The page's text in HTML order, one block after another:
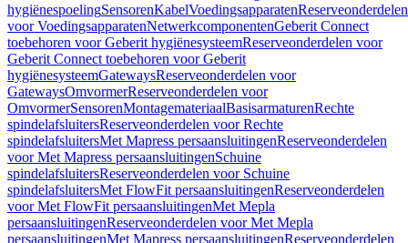
hygiënespoelingSensorenKabelVoedingsapparatenReserveonderdelen
voor VoedingsapparatenNetwerkcomponentenGeberit Connect
toebehoren voor Geberit hygiënesysteemReserveonderdelen voor
Geberit Connect toebehoren voor Geberit
hygiënesysteemGatewaysReserveonderdelen voor
GatewaysOmvormerReserveonderdelen voor
OmvormerSensorenMontagemateriaalBasisarmaturenRechte
spindelafsluitersReserveonderdelen voor Rechte
spindelafsluitersMet Mapress persaansluitingenReserveonderdelen
voor Met Mapress persaansluitingenSchuine
spindelafsluitersReserveonderdelen voor Schuine
spindelafsluitersMet FlowFit persaansluitingenReserveonderdelen
voor Met FlowFit persaansluitingenMet Mepla
persaansluitingenReserveonderdelen voor Met Mepla
persaansluitingenMet Mapress persaansluitingenReserveonderdelen